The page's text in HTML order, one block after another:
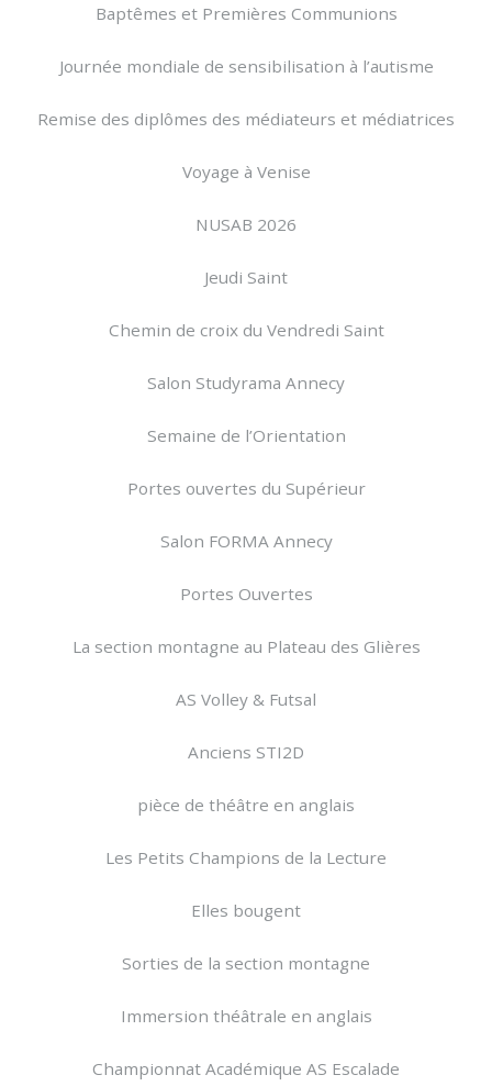
Baptêmes et Premières Communions
Journée mondiale de sensibilisation à l’autisme
Remise des diplômes des médiateurs et médiatrices
Voyage à Venise
NUSAB 2026
Jeudi Saint
Chemin de croix du Vendredi Saint
Salon Studyrama Annecy
Semaine de l’Orientation
Portes ouvertes du Supérieur
Salon FORMA Annecy
Portes Ouvertes
La section montagne au Plateau des Glières
AS Volley & Futsal
Anciens STI2D
pièce de théâtre en anglais
Les Petits Champions de la Lecture
Elles bougent
Sorties de la section montagne
Immersion théâtrale en anglais
Championnat Académique AS Escalade